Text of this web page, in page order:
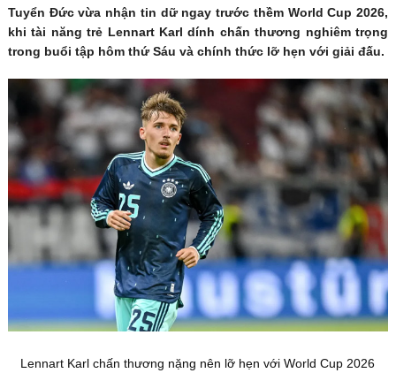
Tuyển Đức vừa nhận tin dữ ngay trước thềm World Cup 2026,
khi tài năng trẻ Lennart Karl dính chấn thương nghiêm trọng
trong buổi tập hôm thứ Sáu và chính thức lỡ hẹn với giải đấu.
Lennart Karl chấn thương nặng nên lỡ hẹn với World Cup 2026